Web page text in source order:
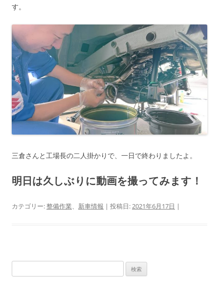
す。
三倉さんと工場長の二人掛かりで、一日で終わりましたよ。
明日は久しぶりに動画を撮ってみます！
カテゴリー:整備作業、 新車情報 | 投稿日:2021年6月17日 |
索: